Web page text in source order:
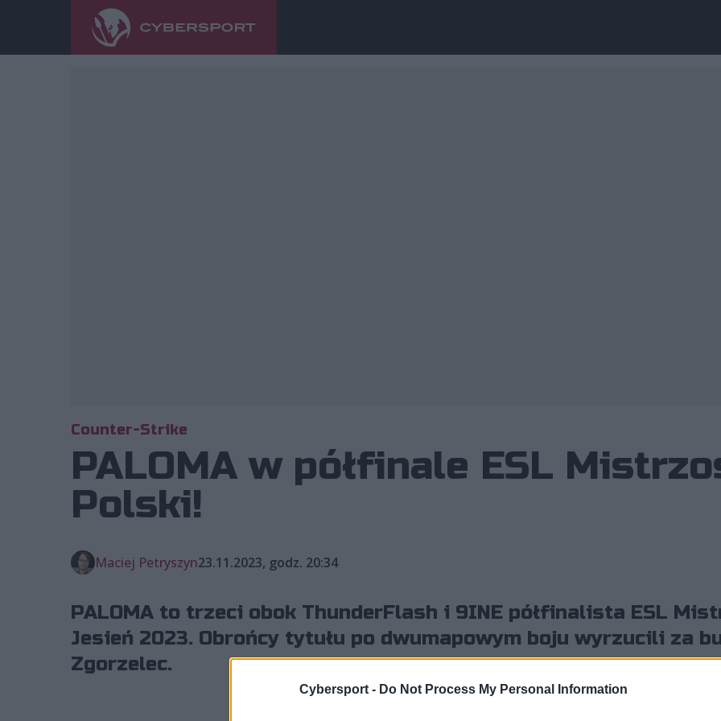
Cybersport - Do Not Process My Personal Information
Counter-Strike
PALOMA w półfinale ESL
Polski!
Maciej Petryszyn23.11.2023, godz. 20:34
PALOMA to trzeci obok ThunderFlash i 9INE półfinalista ESL
Jesień 2023. Obrońcy tytułu po dwumapowym boju wyrzucili za
Zgorzelec.